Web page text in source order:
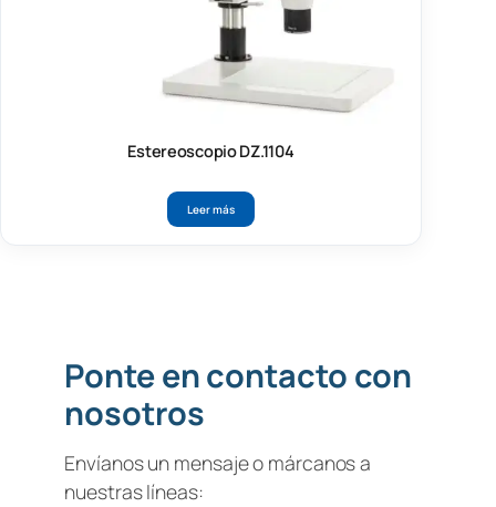
Estereoscopio DZ.1104
Leer más
Ponte en contacto con
nosotros
Envíanos un mensaje o márcanos a
nuestras líneas: